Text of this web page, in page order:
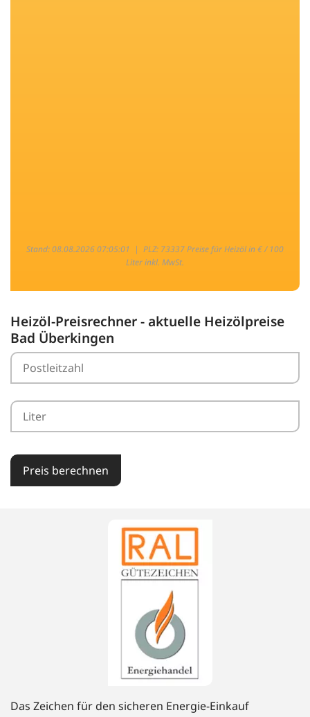
Stand: 08.08.2026 07:05:01 | PLZ: 73337 Preise für Heizöl in € / 100
Liter inkl. MwSt.
Heizöl-Preisrechner - aktuelle Heizölpreise
Bad Überkingen
Preis berechnen
Das Zeichen für den sicheren Energie-Einkauf